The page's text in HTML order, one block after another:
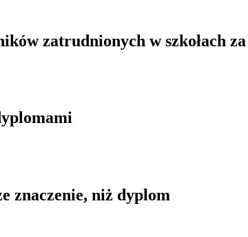
zatrudnionych w szkołach
znaczenie, niż dyplom